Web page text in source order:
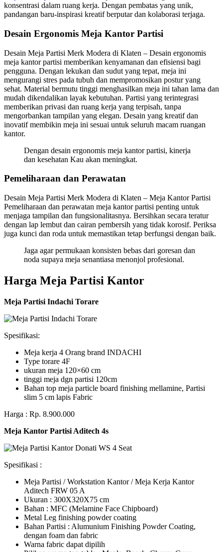
konsentrasi dalam ruang kerja. Dengan pembatas yang unik,
pandangan baru-inspirasi kreatif berputar dan kolaborasi terjaga.
Desain Ergonomis Meja Kantor Partisi
Desain Meja Partisi Merk Modera di Klaten – Desain ergonomis
meja kantor partisi memberikan kenyamanan dan efisiensi bagi
pengguna. Dengan lekukan dan sudut yang tepat, meja ini
mengurangi stres pada tubuh dan mempromosikan postur yang
sehat. Material bermutu tinggi menghasilkan meja ini tahan lama dan
mudah dikendalikan layak kebutuhan. Partisi yang terintegrasi
memberikan privasi dan ruang kerja yang terpisah, tanpa
mengorbankan tampilan yang elegan. Desain yang kreatif dan
inovatif membikin meja ini sesuai untuk seluruh macam ruangan
kantor.
Dengan desain ergonomis meja kantor partisi, kinerja
dan kesehatan Kau akan meningkat.
Pemeliharaan dan Perawatan
Desain Meja Partisi Merk Modera di Klaten – Meja Kantor Partisi
Pemeliharaan dan perawatan meja kantor partisi penting untuk
menjaga tampilan dan fungsionalitasnya. Bersihkan secara teratur
dengan lap lembut dan cairan pembersih yang tidak korosif. Periksa
juga kunci dan roda untuk memastikan tetap berfungsi dengan baik.
Jaga agar permukaan konsisten bebas dari goresan dan
noda supaya meja senantiasa menonjol profesional.
Harga Meja Partisi Kantor
Meja Partisi Indachi Torare
Spesifikasi:
Meja kerja 4 Orang brand INDACHI
Type torare 4F
ukuran meja 120×60 cm
tinggi meja dgn partisi 120cm
Bahan top meja particle board finishing mellamine, Partisi
slim 5 cm lapis Fabric
Harga : Rp. 8.900.000
Meja Kantor Partisi Aditech 4s
Spesifikasi :
Meja Partisi / Workstation Kantor / Meja Kerja Kantor
Aditech FRW 05 A
Ukuran : 300X320X75 cm
Bahan : MFC (Melamine Face Chipboard)
Metal Leg finishing powder coating
Bahan Partisi : Alumunium Finishing Powder Coating,
dengan foam dan fabric
Warna fabric dapat dipilih